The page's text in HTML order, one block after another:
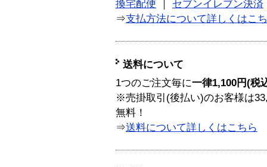
換宅配便
セブンイレブン決済
⇒支払方法について詳しくはこ
送料について
1つのご注文毎に一律1,100円(税
※売掛取引(後払い)のお客様は
無料！
⇒送料について詳しくはこちら